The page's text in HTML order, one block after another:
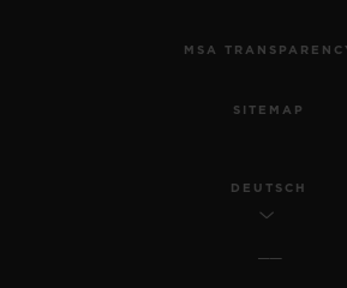
MSA
SITEMAP
DEUTSCH